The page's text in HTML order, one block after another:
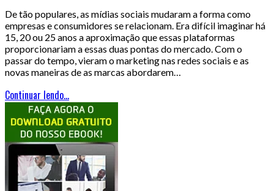
De tão populares, as mídias sociais mudaram a forma como
empresas e consumidores se relacionam. Era difícil imaginar há
15, 20 ou 25 anos a aproximação que essas plataformas
proporcionariam a essas duas pontas do mercado. Com o
passar do tempo, vieram o marketing nas redes sociais e as
novas maneiras de as marcas abordarem…
Continuar lendo...